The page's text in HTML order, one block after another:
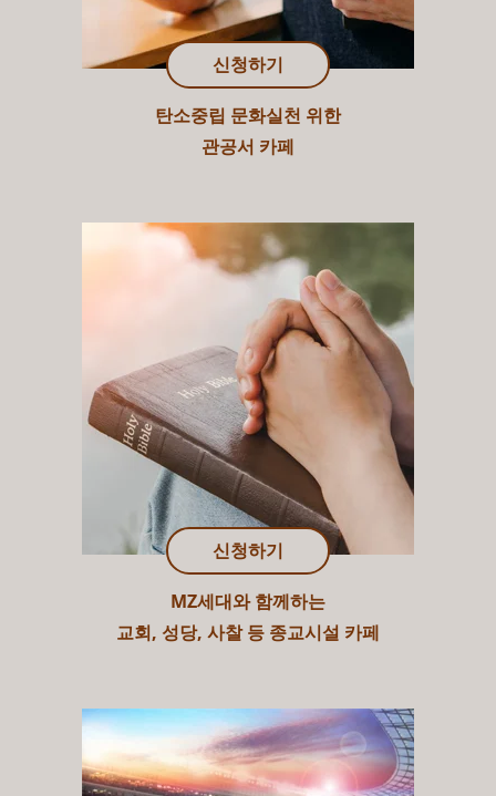
신청하기
탄소중립 문화실천 위한
관공서 카페
신청하기
MZ세대와 함께하는
교회, 성당, 사찰 등 종교시설 카페